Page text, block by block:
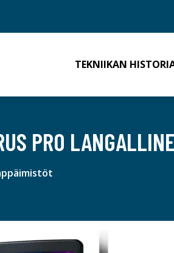
TEKNIIKAN
PRO